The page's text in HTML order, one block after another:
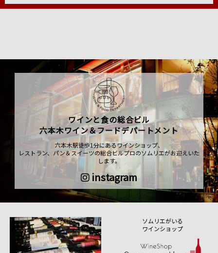
ワインと食の総合ビル
六本木ワイン＆フードデパートメント
六本木駅徒歩1分にあるワインショップ、
レストラン、パン＆スイーツの総合ビルプロのソムリエがお迎えいた
します。
instagram
ソムリエがいる
ワインショップ